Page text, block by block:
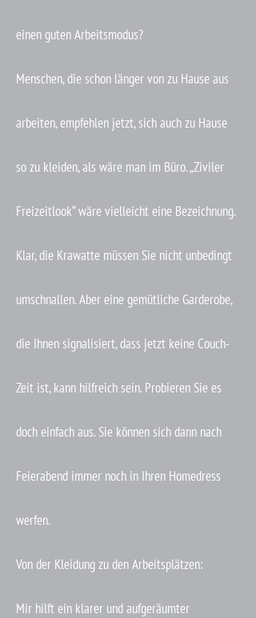
einen guten Arbeitsmodus?
Menschen, die schon länger von zu Hause aus
arbeiten, empfehlen jetzt, sich auch zu Hause
so zu kleiden, als wäre man im Büro. „Ziviler
Freizeitlook“ wäre vielleicht eine Bezeichnung.
Klar, die Krawatte müssen Sie nicht unbedingt
umschnallen. Aber eine gemütliche Garderobe,
die Ihnen signalisiert, dass jetzt keine Couch-
Zeit ist, kann hilfreich sein. Probieren Sie es
doch einfach aus. Sie können sich dann nach
Feierabend immer noch in Ihren Homedress
werfen.
Von der Kleidung zu den Arbeitsplätzen:
Mir hilft ein klarer und aufgeräumter